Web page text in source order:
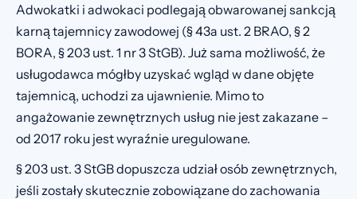
Adwokatki i adwokaci podlegają obwarowanej sankcją
karną tajemnicy zawodowej (§ 43a ust. 2 BRAO, § 2
BORA, § 203 ust. 1 nr 3 StGB). Już sama możliwość, że
usługodawca mógłby uzyskać wgląd w dane objęte
tajemnicą, uchodzi za ujawnienie. Mimo to
angażowanie zewnętrznych usług nie jest zakazane –
od 2017 roku jest wyraźnie uregulowane.
§ 203 ust. 3 StGB dopuszcza udział osób zewnętrznych,
jeśli zostały skutecznie zobowiązane do zachowania